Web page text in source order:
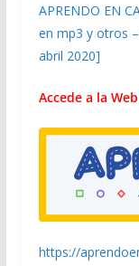
APRENDO EN
en mp3 y otros
abril 2020]
Accede a la
https://